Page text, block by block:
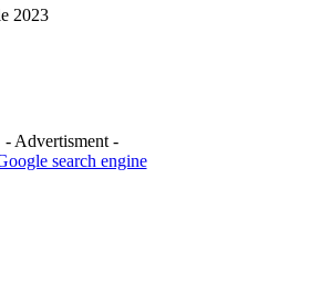
2023
- Advertisment -